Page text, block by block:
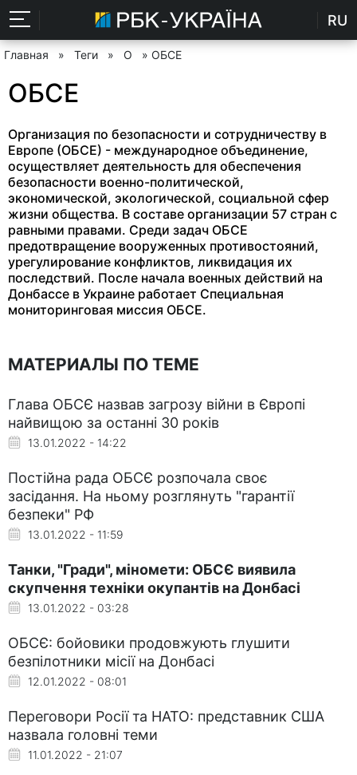
RU
Главная » Теги » О » ОБСЕ
ОБСЕ
Организация по безопасности и сотрудничеству в
Европе (ОБСЕ) - международное объединение,
осуществляет деятельность для обеспечения
безопасности военно-политической,
экономической, экологической, социальной сфер
жизни общества. В составе организации 57 стран с
равными правами. Среди задач ОБСЕ
предотвращение вооруженных противостояний,
урегулирование конфликтов, ликвидация их
последствий. После начала военных действий на
Донбассе в Украине работает Специальная
мониторинговая миссия ОБСЕ.
МАТЕРИАЛЫ ПО ТЕМЕ
Глава ОБСЄ назвав загрозу війни в Європі
найвищою за останні 30 років
13.01.2022 - 14:22
Постійна рада ОБСЄ розпочала своє
засідання. На ньому розглянуть "гарантії
безпеки" РФ
13.01.2022 - 11:59
Танки, "Гради", міномети: ОБСЄ виявила
скупчення техніки окупантів на Донбасі
13.01.2022 - 03:28
ОБСЄ: бойовики продовжують глушити
безпілотники місії на Донбасі
12.01.2022 - 08:01
Переговори Росії та НАТО: представник США
назвала головні теми
11.01.2022 - 21:07